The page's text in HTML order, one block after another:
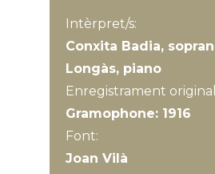
Intèrpret/s:
Conxita Badia,
Longàs, piano
Enregistrament
Gramophone: 1916
Font:
Joan Vilà